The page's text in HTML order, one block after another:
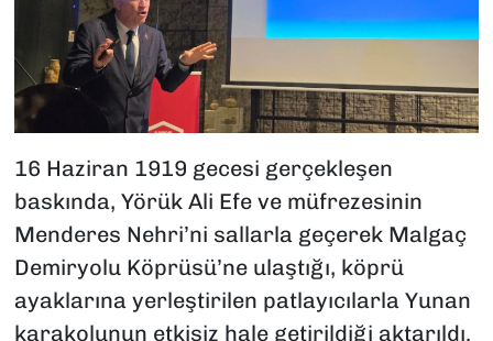
16 Haziran 1919 gecesi gerçekleşen
baskında, Yörük Ali Efe ve müfrezesinin
Menderes Nehri’ni sallarla geçerek Malgaç
Demiryolu Köprüsü’ne ulaştığı, köprü
ayaklarına yerleştirilen patlayıcılarla Yunan
karakolunun etkisiz hale getirildiği aktarıldı.